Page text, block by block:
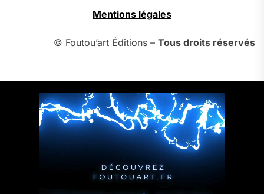
Mentions légales
© Foutou’art Éditions – Tous droits réservés